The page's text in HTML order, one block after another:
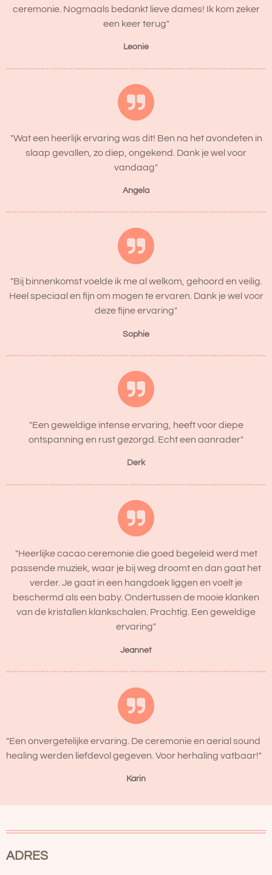
ceremonie. Nogmaals bedankt lieve dames! Ik kom zeker
een keer terug"
Leonie
"Wat een heerlijk ervaring was dit! Ben na het avondeten in
slaap gevallen, zo diep, ongekend. Dank je wel voor
vandaag"
Angela
"Bij binnenkomst voelde ik me al welkom, gehoord en veilig.
Heel speciaal en fijn om mogen te ervaren. Dank je wel voor
deze fijne ervaring"
Sophie
"Een geweldige intense ervaring, heeft voor diepe
ontspanning en rust gezorgd. Echt een aanrader"
Derk
"Heerlijke cacao ceremonie die goed begeleid werd met
passende muziek, waar je bij weg droomt en dan gaat het
verder. Je gaat in een hangdoek liggen en voelt je
beschermd als een baby. Ondertussen de mooie klanken
van de kristallen klankschalen. Prachtig. Een geweldige
ervaring"
Jeannet
"Een onvergetelijke ervaring. De ceremonie en aerial sound
healing werden liefdevol gegeven. Voor herhaling vatbaar!"
Karin
ADRES